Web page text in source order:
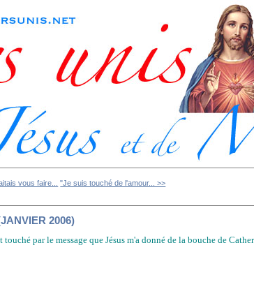
vous faire... "Je suis touché de l'amour... >>
2006)
par le message que Jésus m'a donné de la bouche de